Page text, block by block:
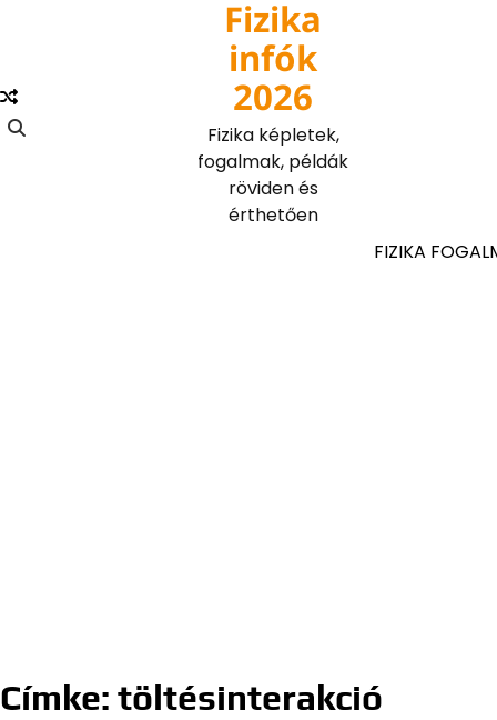
Fizika
infók
2026
Fizika képletek,
fogalmak, példák
röviden és
érthetően
FIZIKA
Címke: töltésinterakció